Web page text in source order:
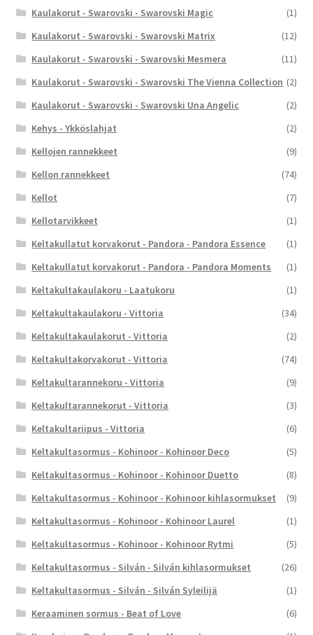
Kaulakorut - Swarovski - Swarovski Magic
(1)
Kaulakorut - Swarovski - Swarovski Matrix
(12)
Kaulakorut - Swarovski - Swarovski Mesmera
(11)
Kaulakorut - Swarovski - Swarovski The Vienna Collection (2)
Kaulakorut - Swarovski - Swarovski Una Angelic
(2)
Kehys - Ykköslahjat
(2)
Kellojen rannekkeet
(9)
Kellon rannekkeet
(74)
Kellot
(7)
Kellotarvikkeet
(1)
Keltakullatut korvakorut - Pandora - Pandora Essence
(1)
Keltakullatut korvakorut - Pandora - Pandora Moments
(1)
Keltakultakaulakoru - Laatukoru
(1)
Keltakultakaulakoru - Vittoria
(34)
Keltakultakaulakorut - Vittoria
(2)
Keltakultakorvakorut - Vittoria
(74)
Keltakultarannekoru - Vittoria
(9)
Keltakultarannekorut - Vittoria
(3)
Keltakultariipus - Vittoria
(6)
Keltakultasormus - Kohinoor - Kohinoor Deco
(5)
Keltakultasormus - Kohinoor - Kohinoor Duetto
(8)
Keltakultasormus - Kohinoor - Kohinoor kihlasormukset
(9)
Keltakultasormus - Kohinoor - Kohinoor Laurel
(1)
Keltakultasormus - Kohinoor - Kohinoor Rytmi
(5)
Keltakultasormus - Silván - Silván kihlasormukset
(26)
Keltakultasormus - Silván - Silván Syleilijä
(1)
Keraaminen sormus - Beat of Love
(6)